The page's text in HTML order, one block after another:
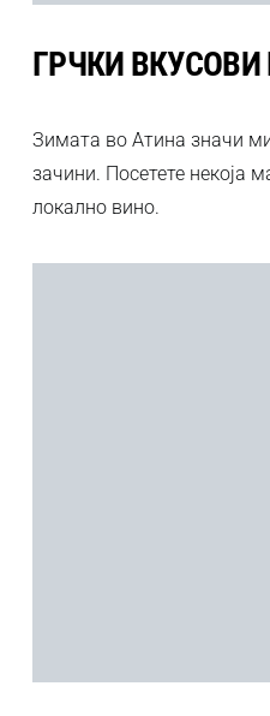
ГРЧКИ ВКУСОВИ
Зимата во Атина значи
зачини. Посетете некоја
локално вино.